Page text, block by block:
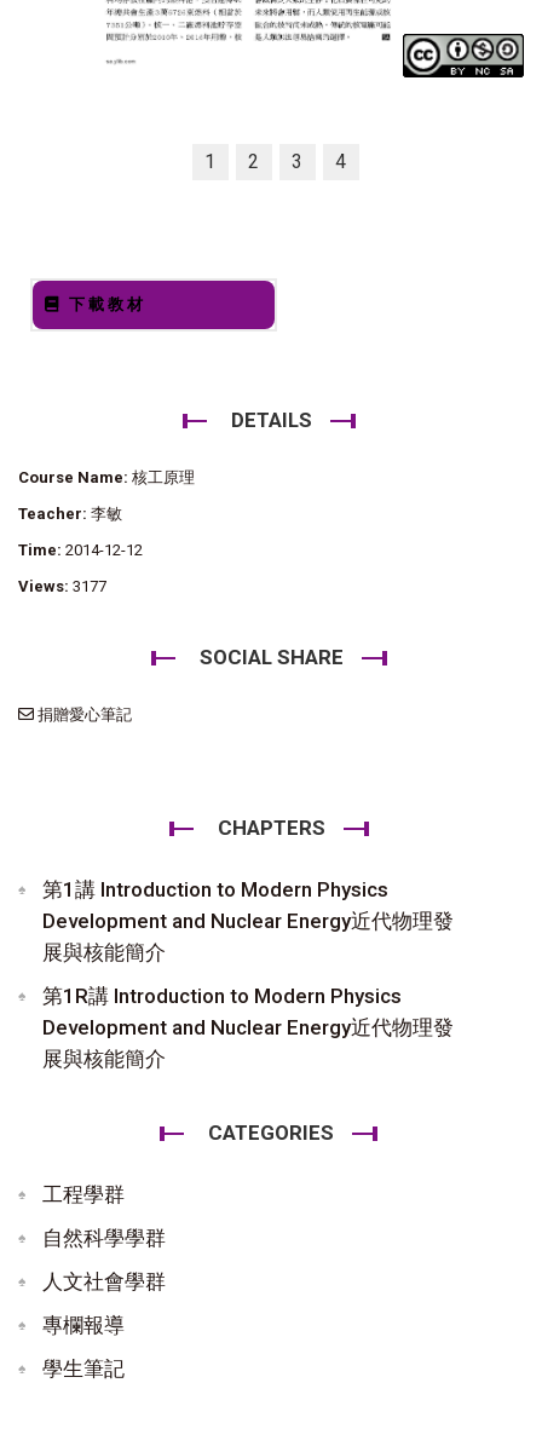
1 2 3 4
下載教材
DETAILS
Course Name: 核工原理
Teacher: 李敏
Time: 2014-12-12
Views: 3177
SOCIAL SHARE
捐贈愛心筆記
CHAPTERS
第1講 Introduction to Modern Physics
Development and Nuclear Energy近代物理發
展與核能簡介
第1R講 Introduction to Modern Physics
Development and Nuclear Energy近代物理發
展與核能簡介
CATEGORIES
工程學群
自然科學學群
人文社會學群
專欄報導
學生筆記